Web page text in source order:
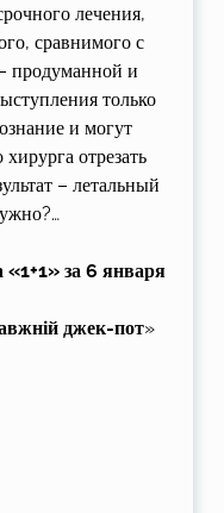
лечения,
сравнимого с
продуманной и
только
и могут
отрезать
– летальный
за 6 января
джек-пот»